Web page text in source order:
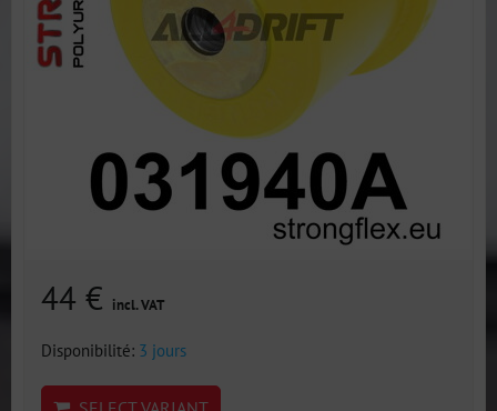
44 € incl. VAT
Disponibilité: 3 jours